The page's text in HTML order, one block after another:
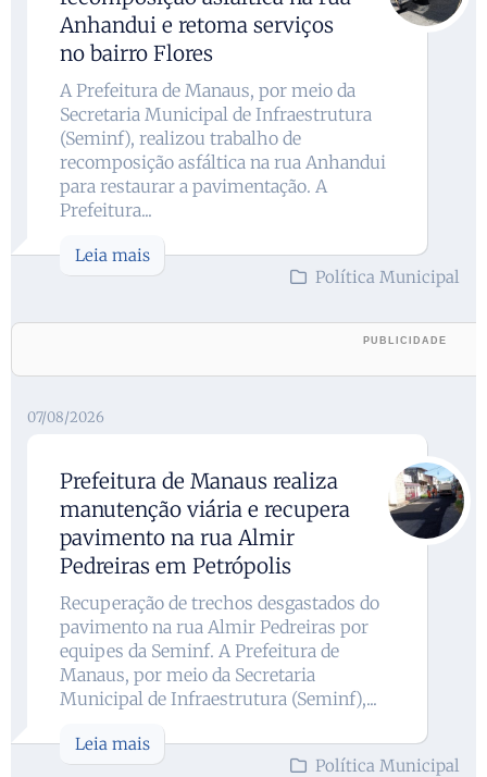
Anhandui e retoma serviços
no bairro Flores
A Prefeitura de Manaus, por meio da
Secretaria Municipal de Infraestrutura
(Seminf), realizou trabalho de
recomposição asfáltica na rua Anhandui
para restaurar a pavimentação. A
Prefeitura...
Leia mais
Política Municipal
07/08/2026
Prefeitura de Manaus realiza
manutenção viária e recupera
pavimento na rua Almir
Pedreiras em Petrópolis
Recuperação de trechos desgastados do
pavimento na rua Almir Pedreiras por
equipes da Seminf. A Prefeitura de
Manaus, por meio da Secretaria
Municipal de Infraestrutura (Seminf),...
Leia mais
Política Municipal